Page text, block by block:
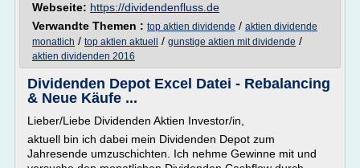
Webseite: https://dividendenfluss.de
Verwandte Themen : top aktien dividende / aktien dividende
monatlich / top aktien aktuell / gunstige aktien mit dividende /
aktien dividenden 2016
Dividenden Depot Excel Datei - Rebalancing
& Neue Käufe ...
Lieber/Liebe Dividenden Aktien Investor/in,
aktuell bin ich dabei mein Dividenden Depot zum
Jahresende umzuschichten. Ich nehme Gewinne mit und